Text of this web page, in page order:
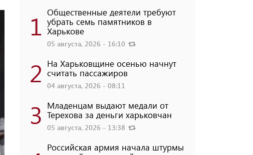
1 Общественные деятели требуют
убрать семь памятников в
Харькове
05 августа, 2026 - 16:10
2 На Харьковщине осенью начнут
считать пассажиров
04 августа, 2026 - 08:11
3 Младенцам выдают медали от
Терехова за деньги харьковчан
05 августа, 2026 - 13:38
Российская армия начала штурмы